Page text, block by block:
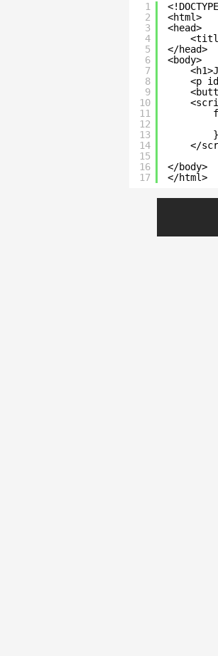
1
2
3
4
5
6
7
8
9
10
11
12
13
14
15
16
17
<html>
<head>
</head>
<body>
<p
}
</
</body>
</html>